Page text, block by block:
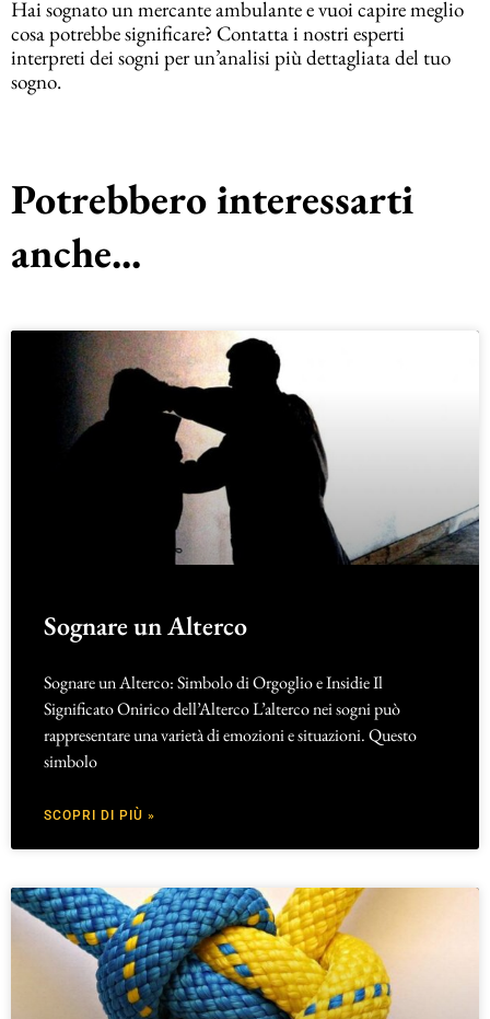
Hai sognato un mercante ambulante e vuoi capire meglio
cosa potrebbe significare? Contatta i nostri esperti
interpreti dei sogni per un’analisi più dettagliata del tuo
sogno.
Potrebbero interessarti
anche...
Sognare un Alterco
Sognare un Alterco: Simbolo di Orgoglio e Insidie Il
Significato Onirico dell’Alterco L’alterco nei sogni può
rappresentare una varietà di emozioni e situazioni. Questo
simbolo
SCOPRI DI PIÙ »